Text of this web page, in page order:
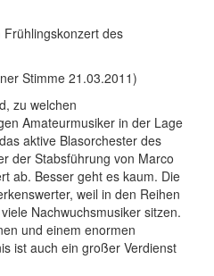
des
Stimme 21.03.2011)
zu welchen
Amateurmusiker in der Lage
aktive Blasorchester des
der Stabsführung von Marco
ab. Besser geht es kaum. Die
weil in den Reihen
Nachwuchsmusiker sitzen.
und einem enormen
ist auch ein großer Verdienst